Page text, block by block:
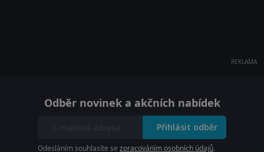
REKLAMA
Odběr novinek a akčních nabídek
Přihlásit odběr
Odesláním souhlasíte se zpracováním osobních údajů.